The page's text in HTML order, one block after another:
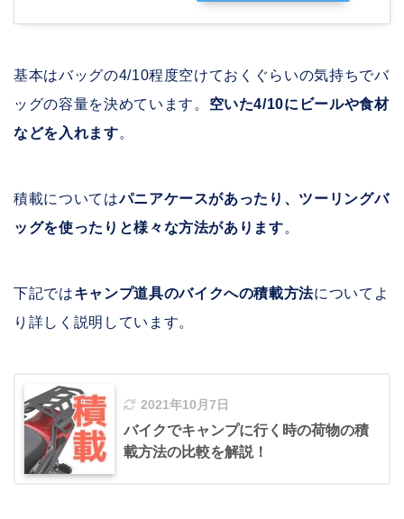
基本はバッグの4/10程度空けておくぐらいの気持ちでバ
ッグの容量を決めています。 空いた4/10にビールや食材
などを入れます。
積載についてはパニアケースがあったり、ツーリングバ
ッグを使ったりと様々な方法があります。
下記ではキャンプ道具のバイクへの積載方法についてよ
り詳しく説明しています。
2021年10月7日
バイクでキャンプに行く時の荷物の積
載方法の比較を解説！